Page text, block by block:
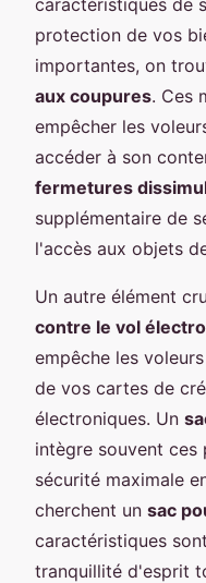
protection de vos
importantes, on
aux coupures. Ces
empêcher les
accéder à son
fermetures
supplémentaire de
l'accès aux objets
Un autre élément
contre le vol
empêche les
de vos cartes de
électroniques. Un
intègre souvent
sécurité maximale
cherchent un sac
caractéristiques
tranquillité d'esprit